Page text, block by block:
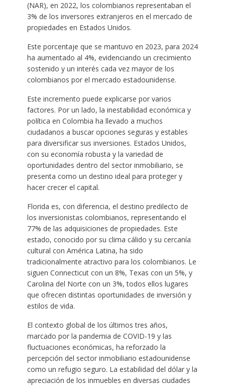
(NAR), en 2022, los colombianos representaban el
3% de los inversores extranjeros en el mercado de
propiedades en Estados Unidos.
Este porcentaje que se mantuvo en 2023, para 2024
ha aumentado al 4%, evidenciando un crecimiento
sostenido y un interés cada vez mayor de los
colombianos por el mercado estadounidense.
Este incremento puede explicarse por varios
factores. Por un lado, la inestabilidad económica y
política en Colombia ha llevado a muchos
ciudadanos a buscar opciones seguras y estables
para diversificar sus inversiones. Estados Unidos,
con su economía robusta y la variedad de
oportunidades dentro del sector inmobiliario, se
presenta como un destino ideal para proteger y
hacer crecer el capital.
Florida es, con diferencia, el destino predilecto de
los inversionistas colombianos, representando el
77% de las adquisiciones de propiedades. Este
estado, conocido por su clima cálido y su cercanía
cultural con América Latina, ha sido
tradicionalmente atractivo para los colombianos. Le
siguen Connecticut con un 8%, Texas con un 5%, y
Carolina del Norte con un 3%, todos ellos lugares
que ofrecen distintas oportunidades de inversión y
estilos de vida.
El contexto global de los últimos tres años,
marcado por la pandemia de COVID-19 y las
fluctuaciones económicas, ha reforzado la
percepción del sector inmobiliario estadounidense
como un refugio seguro. La estabilidad del dólar y la
apreciación de los inmuebles en diversas ciudades